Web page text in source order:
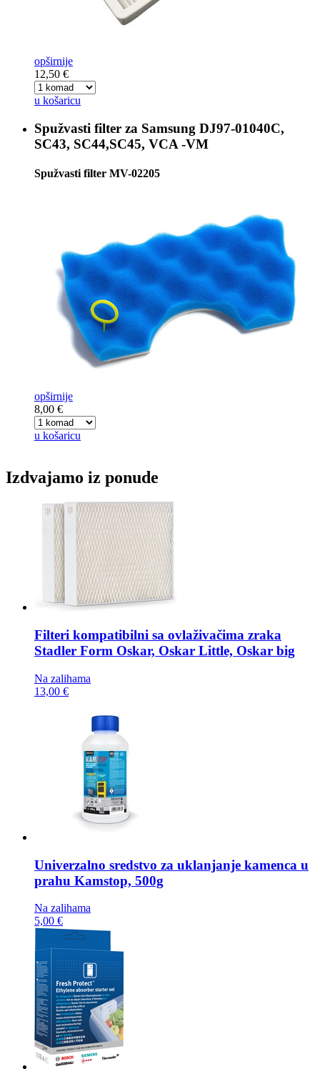
opširnije
12,50 €
u košaricu
Spužvasti filter za Samsung DJ97-01040C,
SC43, SC44,SC45, VCA -VM
Spužvasti filter MV-02205
opširnije
8,00 €
u košaricu
Izdvajamo iz ponude
Filteri kompatibilni sa ovlaživačima zraka
Stadler Form Oskar, Oskar Little, Oskar big
Na zalihama
13,00 €
Univerzalno sredstvo za uklanjanje kamenca u
prahu Kamstop, 500g
Na zalihama
5,00 €